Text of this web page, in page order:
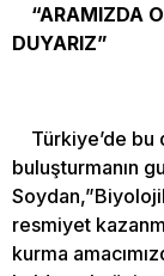
“ARAMIZDA
DUYARIZ”
Türkiye’de
buluşturmanın
resmiyet
kurma